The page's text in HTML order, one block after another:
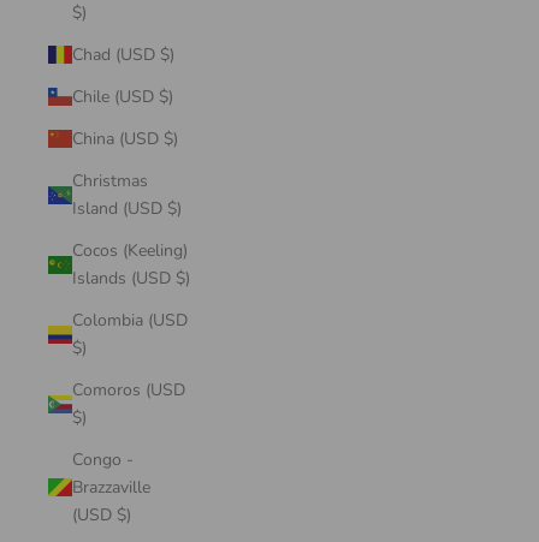
$)
Chad (USD $)
Chile (USD $)
China (USD $)
Christmas
Island (USD $)
Cocos (Keeling)
Islands (USD $)
Colombia (USD
$)
Comoros (USD
$)
Congo -
Brazzaville
(USD $)